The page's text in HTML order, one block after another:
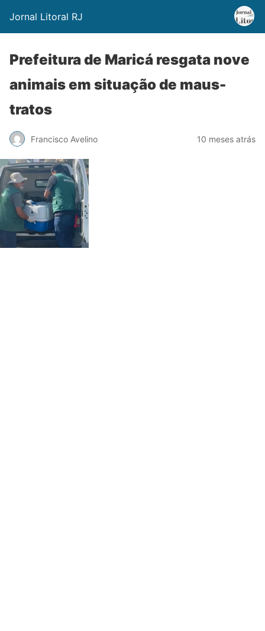
Jornal Litoral RJ
Prefeitura de Maricá resgata nove
animais em situação de maus-
tratos
Francisco Avelino 10 meses atrás